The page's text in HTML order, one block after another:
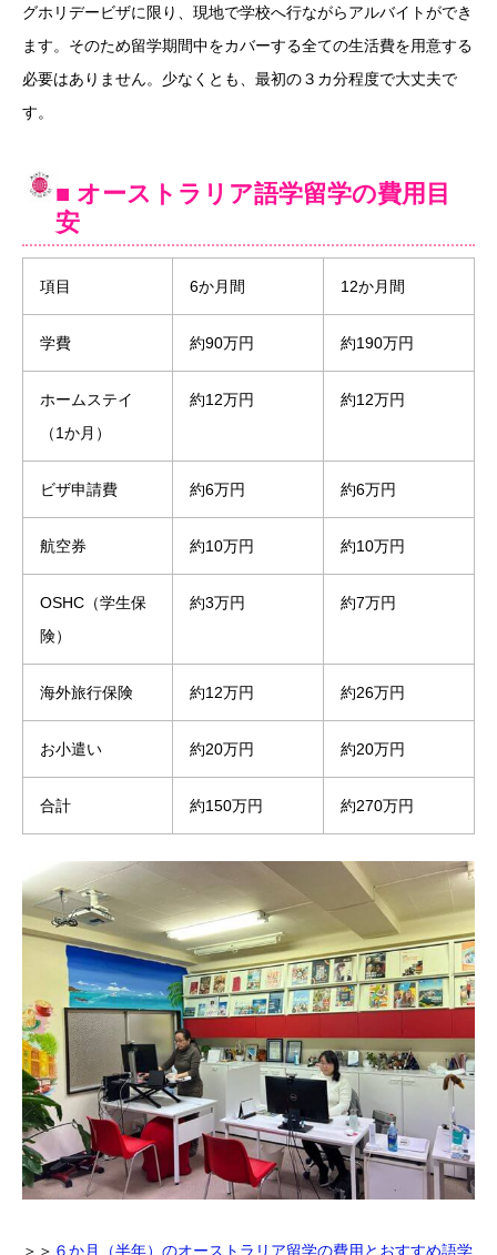
グホリデービザに限り、現地で学校へ行ながらアルバイトができ
ます。そのため留学期間中をカバーする全ての生活費を用意する
必要はありません。少なくとも、最初の３カ分程度で大丈夫で
す。
■ オーストラリア語学留学の費用目
安
項目 6か月間 12か月間
学費 約90万円 約190万円
ホームステイ
（1か月）
約12万円 約12万円
ビザ申請費 約6万円 約6万円
航空券 約10万円 約10万円
OSHC（学生保
険）
約3万円 約7万円
海外旅行保険 約12万円 約26万円
お小遣い 約20万円 約20万円
合計 約150万円 約270万円
＞＞ ６か月（半年）のオーストラリア留学の費用とおすすめ語学